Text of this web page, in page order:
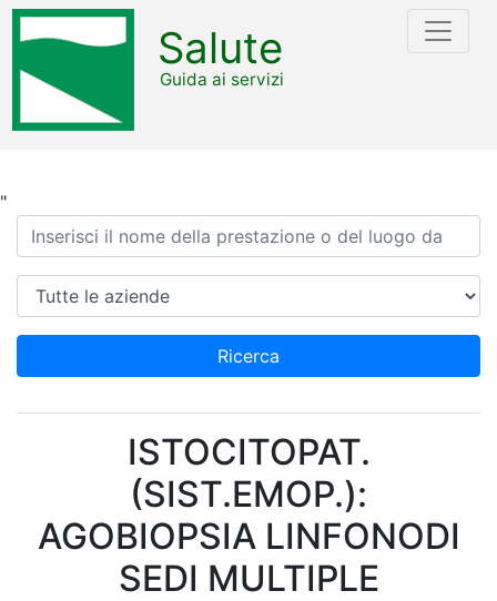
"
Salute
Guida ai servizi
Ricerca
Azienda
Ricerca
ISTOCITOPAT.
(SIST.EMOP.):
AGOBIOPSIA LINFONODI
SEDI MULTIPLE